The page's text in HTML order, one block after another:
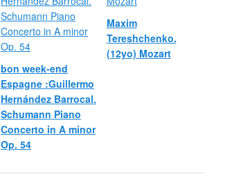
bon week-end
Espagne :Guillermo
Hernández Barrocal.
Schumann Piano
Concerto in A minor
Op. 54
Maxim
Tereshchenko.
(12yo) Mozart